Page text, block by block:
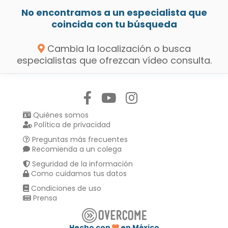
No encontramos a un especialista que
coincida con tu búsqueda
Cambia la localización o busca
especialistas que ofrezcan vídeo consulta.
Quiénes somos
Política de privacidad
Preguntas más frecuentes
Recomienda a un colega
Seguridad de la información
Como cuidamos tus datos
Condiciones de uso
Prensa